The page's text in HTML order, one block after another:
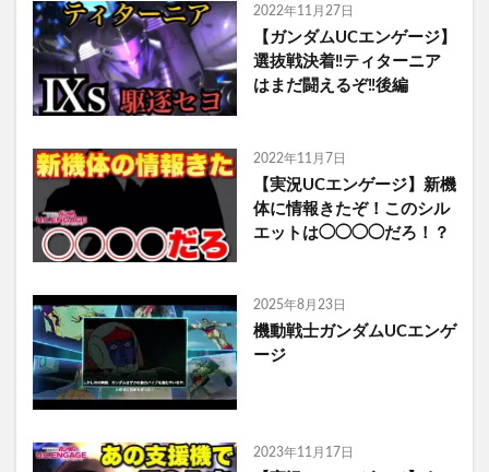
2022年11月27日
【ガンダムUCエンゲージ】
選抜戦決着‼️ティターニア
はまだ闘えるぞ‼️後編
2022年11月7日
【実況UCエンゲージ】新機
体に情報きたぞ！このシル
エットは◯◯◯◯だろ！？
2025年8月23日
機動戦士ガンダムUCエンゲ
ージ
2023年11月17日